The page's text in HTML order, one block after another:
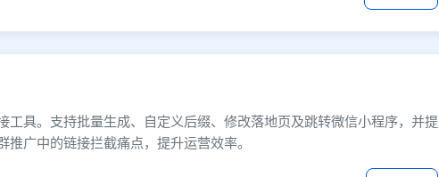
工具。支持批量生成、自定义后缀、修改落地页及跳转微信小程序，并提
广中的链接拦截痛点，提升运营效率。